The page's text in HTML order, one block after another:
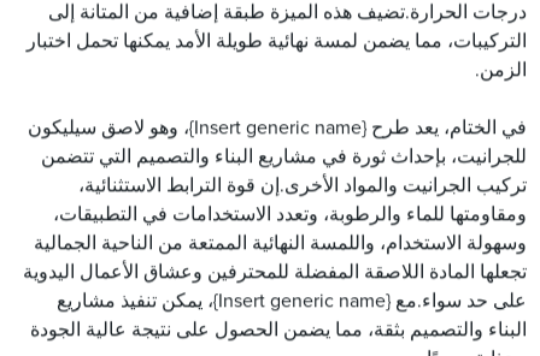
درجات الحرارة.تضيف هذه الميزة طبقة إضافية من المتانة إلى
التركيبات، مما يضمن لمسة نهائية طويلة الأمد يمكنها تحمل اختبار
الزمن.
في الختام، يعد طرح {Insert generic name}، وهو لاصق سيليكون
للجرانيت، بإحداث ثورة في مشاريع البناء والتصميم التي تتضمن
تركيب الجرانيت والمواد الأخرى.إن قوة الترابط الاستثنائية،
ومقاومتها للماء والرطوبة، وتعدد الاستخدامات في التطبيقات،
وسهولة الاستخدام، واللمسة النهائية الممتعة من الناحية الجمالية
تجعلها المادة اللاصقة المفضلة للمحترفين وعشاق الأعمال اليدوية
على حد سواء.مع {Insert generic name}، يمكن تنفيذ مشاريع
البناء والتصميم بثقة، مما يضمن الحصول على نتيجة عالية الجودة